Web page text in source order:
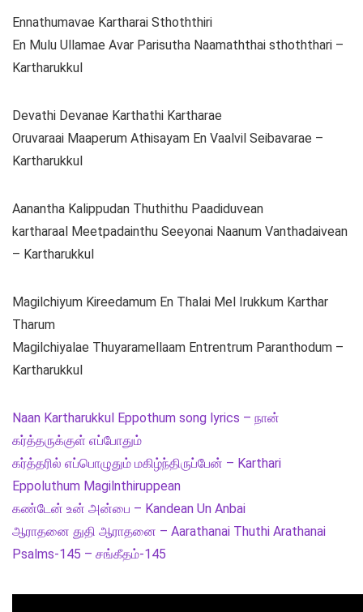
Ennathumavae Kartharai Sthoththiri
En Mulu Ullamae Avar Parisutha Naamaththai sthoththari –
Kartharukkul
Devathi Devanae Karthathi Kartharae
Oruvaraai Maaperum Athisayam En Vaalvil Seibavarae –
Kartharukkul
Aanantha Kalippudan Thuthithu Paadiduvean
kartharaal Meetpadainthu Seeyonai Naanum Vanthadaivean
– Kartharukkul
Magilchiyum Kireedamum En Thalai Mel Irukkum Karthar
Tharum
Magilchiyalae Thuyaramellaam Entrentrum Paranthodum –
Kartharukkul
Naan Kartharukkul Eppothum song lyrics – நான்
கர்த்தருக்குள் எப்போதும்
கர்த்தரில் எப்பொழுதும் மகிழ்ந்திருப்பேன் – Karthari
Eppoluthum Magilnthiruppean
கண்டேன் உன் அன்பை – Kandean Un Anbai
ஆராதனை துதி ஆராதனை – Aarathanai Thuthi Arathanai
Psalms-145 – சங்கீதம்-145